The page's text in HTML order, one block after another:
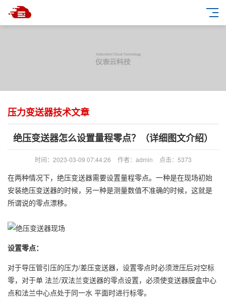
压力变送器技术文章
绝压变送器怎么设置量程零点？（详细图文介绍）
时间：2023-03-09 07:44:26 作者：admin 点击： 5373
在两种情况下，绝压变送器需要设置量程零点。一种是在现场初始
安装绝压变送器的时候，另一种是测量数值不准确的时候，这就是
所谓说的零点漂移。
设置零点：
对于导压管引压的压力/差压变送器，设置零点时必须泄压后对空标
零，对于单 法兰/双法兰变送器的零点设置，必须使变送器膜盒中心
点和法兰中心点处于同一水 平面时进行标零。